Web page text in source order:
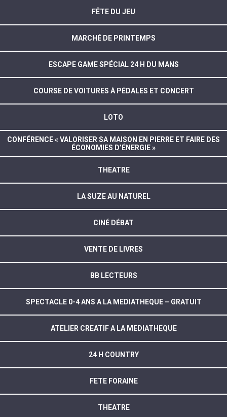
FÊTE DU JEU
MARCHÉ DE PRINTEMPS
ESCAPE GAME SPÉCIAL 24 H DU MANS
COURSE DE VOITURES À PÉDALES ET CONCERT
LOTO
CONFÉRENCE « VALORISER SA MAISON EN PIERRE ET FAIRE DES
ÉCONOMIES D’ÉNERGIE »
THEATRE
LA SUZE AU NATUREL
CINÉ DÉBAT
VENTE DE LIVRES
BB LECTEURS
SPECTACLE 0-4 ANS A LA MEDIATHEQUE – GRATUIT
ATELIER CREATIF A LA MEDIATHEQUE
24 H COUNTRY
FETE FORAINE
THEATRE